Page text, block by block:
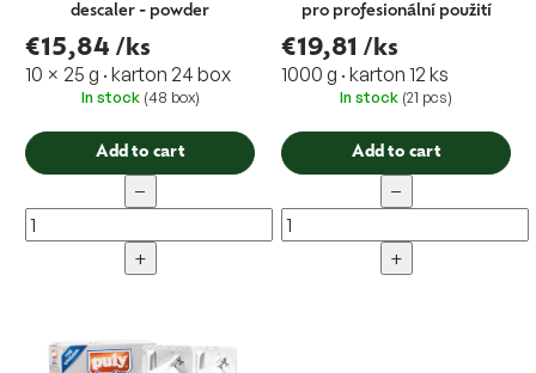
descaler - powder
€15,84 /ks
10 × 25 g · karton 24 box
In stock (48 box)
Add to cart
−
+
pro profesionální použití
€19,81 /ks
1000 g · karton 12 ks
In stock (21 pcs)
Add to cart
−
+